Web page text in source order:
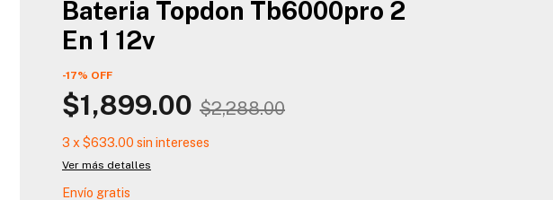
Bateria Topdon Tb6000pro 2
En 1 12v
-17% OFF
$1,899.00 $2,288.00
3 x $633.00 sin intereses
Ver más detalles
Envío gratis